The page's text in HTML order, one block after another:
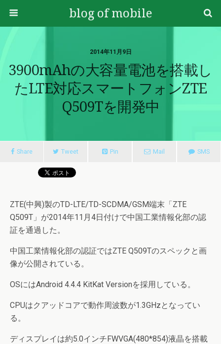
blog of mobile
2014年11月9日
3900mAhの大容量電池を搭載し
たLTE対応スマートフォンZTE
Q509Tを開発中
Share Tweet Pin Mail SMS
ZTE(中興)製のTD-LTE/TD-SCDMA/GSM端末「ZTE
Q509T」が2014年11月4日付けで中国工業情報化部の認
証を通過した。
中国工業情報化部の認証ではZTE Q509Tのスペックと画
像が公開されている。
OSにはAndroid 4.4.4 KitKat Versionを採用している。
CPUはクアッドコアで動作周波数が1.3GHzとなってい
る。
ディスプレイは約5.0インチFWVGA(480*854)液晶を搭載